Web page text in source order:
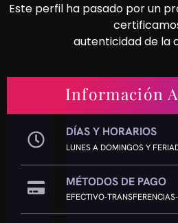
Este perfil ha pasado por un
autenticidad de la
Información
DÍAS Y HORARIOS
LUNES A DOMINGOS Y
MÉTODOS DE PAGO
EFECTIVO-